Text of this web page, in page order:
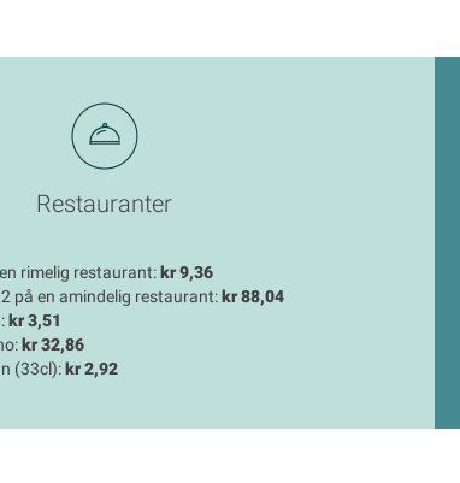
Restauranter
rimelig restaurant:kr 9,36
på en amindelig restaurant:kr 88,04
kr 3,51
kr 32,86
(33cl):kr 2,92